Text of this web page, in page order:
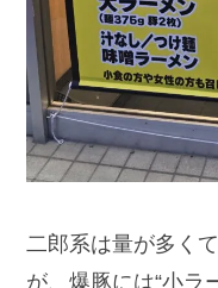
二郎系は量が多く
が、爆豚には“小ラ